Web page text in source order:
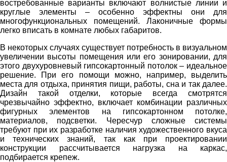
востребованные варианты включают волнистые линии и
круглые элементы – особенно эффектны они для
многофункциональных помещений. Лаконичные формы
легко вписать в комнате любых габаритов.
В некоторых случаях существует потребность в визуальном
увеличении высоты помещения или его зонировании, для
этого двухуровневый гипсокартонный потолок – идеальное
решение. При его помощи можно, например, выделить
места для отдыха, принятия пищи, работы, сна и так далее.
Дизайн такой отделки, которые всегда смотрятся
чрезвычайно эффектно, включает комбинации различных
фигурных элементов на гипсокартонном потолке,
материалов, подсветки. Чересчур сложные системы
требуют при их разработке наличия художественного вкуса
и технических знаний, так как при проектировании
конструкции рассчитывается нагрузка на каркас,
подбирается крепеж.